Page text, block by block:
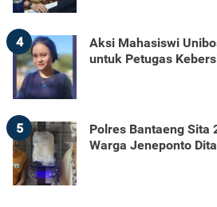
4
Aksi Mahasiswi
untuk Petugas
5
Polres Bantaeng Sita
Warga Jeneponto